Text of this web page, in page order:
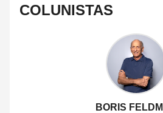
COLUNISTAS
BORIS